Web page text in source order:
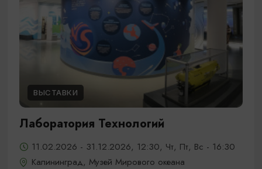
ВЫСТАВКИ
Лаборатория Технологий
11.02.2026 - 31.12.2026, 12:30, Чт, Пт, Вс - 16:30
Калининград, Музей Мирового океана